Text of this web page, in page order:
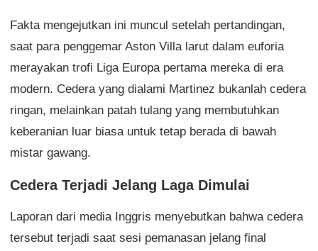
Fakta mengejutkan ini muncul setelah pertandingan,
saat para penggemar Aston Villa larut dalam euforia
merayakan trofi Liga Europa pertama mereka di era
modern. Cedera yang dialami Martinez bukanlah cedera
ringan, melainkan patah tulang yang membutuhkan
keberanian luar biasa untuk tetap berada di bawah
mistar gawang.
Cedera Terjadi Jelang Laga Dimulai
Laporan dari media Inggris menyebutkan bahwa cedera
tersebut terjadi saat sesi pemanasan jelang final